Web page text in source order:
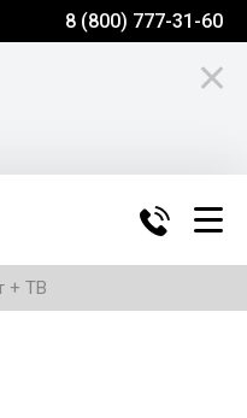
8 (800) 777-31-60
+ ТВ